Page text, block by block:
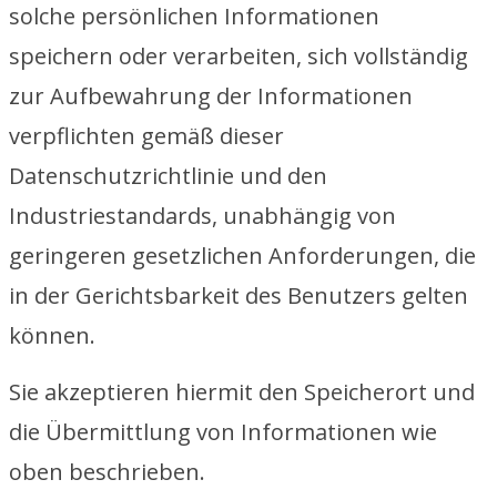
solche persönlichen Informationen
speichern oder verarbeiten, sich vollständig
zur Aufbewahrung der Informationen
verpflichten gemäß dieser
Datenschutzrichtlinie und den
Industriestandards, unabhängig von
geringeren gesetzlichen Anforderungen, die
in der Gerichtsbarkeit des Benutzers gelten
können.
Sie akzeptieren hiermit den Speicherort und
die Übermittlung von Informationen wie
oben beschrieben.